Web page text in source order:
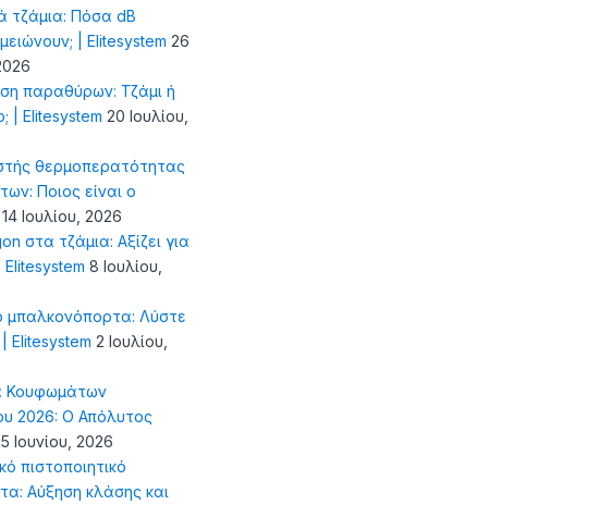
τζάμια: Πόσα dB
| Elitesystem 26
παραθύρων: Τζάμι ή
| Elitesystem 20 Ιουλίου,
θερμοπερατότητας
Ποιος είναι ο
14 Ιουλίου, 2026
στα τζάμια: Αξίζει για
8 Ιουλίου,
μπαλκονόπορτα: Λύστε
| Elitesystem 2 Ιουλίου,
Κουφωμάτων
2026: Ο Απόλυτος
Ιουνίου, 2026
πιστοποιητικό
Αύξηση κλάσης και